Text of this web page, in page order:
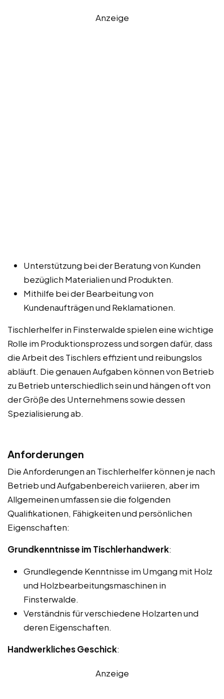
Anzeige
Unterstützung bei der Beratung von Kunden
bezüglich Materialien und Produkten.
Mithilfe bei der Bearbeitung von
Kundenaufträgen und Reklamationen.
Tischlerhelfer in Finsterwalde spielen eine wichtige
Rolle im Produktionsprozess und sorgen dafür, dass
die Arbeit des Tischlers effizient und reibungslos
abläuft. Die genauen Aufgaben können von Betrieb
zu Betrieb unterschiedlich sein und hängen oft von
der Größe des Unternehmens sowie dessen
Spezialisierung ab.
Anforderungen
Die Anforderungen an Tischlerhelfer können je nach
Betrieb und Aufgabenbereich variieren, aber im
Allgemeinen umfassen sie die folgenden
Qualifikationen, Fähigkeiten und persönlichen
Eigenschaften:
Grundkenntnisse im Tischlerhandwerk:
Grundlegende Kenntnisse im Umgang mit Holz
und Holzbearbeitungsmaschinen in
Finsterwalde.
Verständnis für verschiedene Holzarten und
deren Eigenschaften.
Handwerkliches Geschick:
Anzeige